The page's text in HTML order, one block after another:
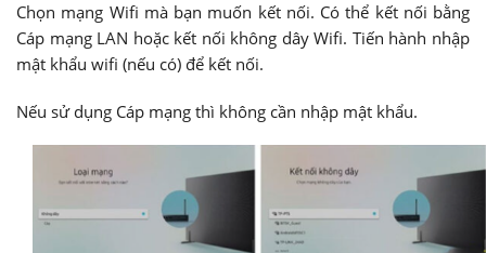
Chọn mạng Wifi mà bạn muốn kết nối. Có thể kết nối bằng
Cáp mạng LAN hoặc kết nối không dây Wifi. Tiến hành nhập
mật khẩu wifi (nếu có) để kết nối.
Nếu sử dụng Cáp mạng thì không cần nhập mật khẩu.